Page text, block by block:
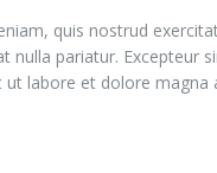
quis nostrud
pariatur. Excepteur
labore et dolore magna